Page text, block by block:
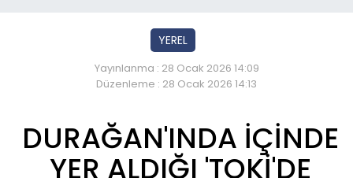
YEREL
Yayınlanma : 28 Ocak 2026 14:09
Düzenleme : 28 Ocak 2026 14:13
DURAĞAN'INDA İÇİNDE
YER ALDIĞI 'TOKİ'DE